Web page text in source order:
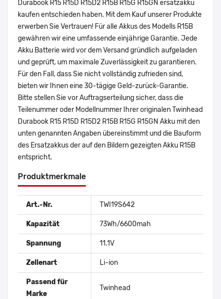
Durabook R15 R15D R15D2 R15B R15G R15GN ersatzakku
kaufen entschieden haben. Mit dem Kauf unserer Produkte
erwerben Sie Vertrauen! Für alle Akkus des Modells R15B
gewähren wir eine umfassende einjährige Garantie. Jede
Akku Batterie wird vor dem Versand gründlich aufgeladen
und geprüft, um maximale Zuverlässigkeit zu garantieren.
Für den Fall, dass Sie nicht vollständig zufrieden sind,
bieten wir Ihnen eine 30-tägige Geld-zurück-Garantie.
Bitte stellen Sie vor Auftragserteilung sicher, dass die
Teilenummer oder Modellnummer Ihrer originalen Twinhead
Durabook R15 R15D R15D2 R15B R15G R15GN Akku mit den
unten genannten Angaben übereinstimmt und die Bauform
des Ersatzakkus der auf den Bildern gezeigten Akku R15B
entspricht.
Produktmerkmale
Art.-Nr. TWI19S642
Kapazität 73Wh/6600mah
Spannung 11.1V
Zellenart Li-ion
Passend für
Marke
Twinhead